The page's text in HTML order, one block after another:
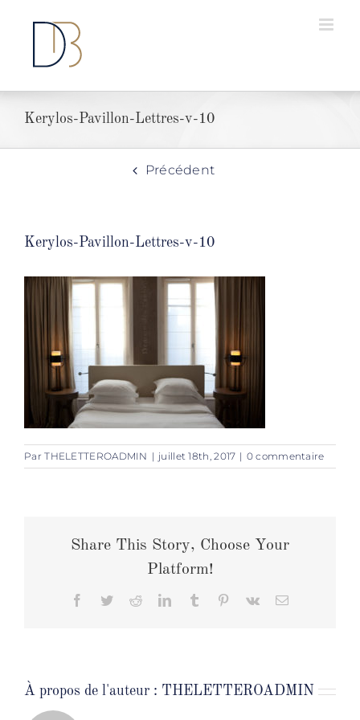
Kerylos-Pavillon-Lettres-v-10
Précédent
Kerylos-Pavillon-Lettres-v-10
ParTHELETTEROADMIN | juillet 18th, 2017 | 0 commentaire
Share This Story, Choose Your
Platform!
Facebook
TwitterRedditLinkedInTumblr PinterestVk Email
À propos de l'auteur : THELETTEROADMIN